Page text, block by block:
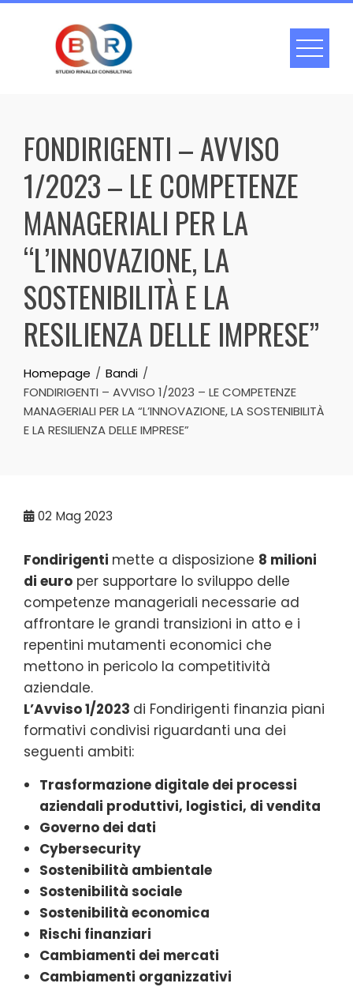
Skip
FONDIRIGENTI – AVVISO
1/2023 – LE COMPETENZE
MANAGERIALI PER LA
“L’INNOVAZIONE, LA
SOSTENIBILITÀ E LA
RESILIENZA DELLE IMPRESE”
Homepage
Bandi
FONDIRIGENTI – AVVISO 1/2023 – LE COMPETENZE
MANAGERIALI PER LA “L’INNOVAZIONE, LA SOSTENIBILITÀ
E LA RESILIENZA DELLE IMPRESE”
02 Mag 2023
Fondirigenti mette a disposizione 8 milioni
di euro per supportare lo sviluppo delle
competenze manageriali necessarie ad
affrontare le grandi transizioni in atto e i
repentini mutamenti economici che
mettono in pericolo la competitività
aziendale.
L’Avviso 1/2023 di Fondirigenti finanzia piani
formativi condivisi riguardanti una dei
seguenti ambiti:
Trasformazione digitale dei processi
aziendali produttivi, logistici, di vendita
Governo dei dati
Cybersecurity
Sostenibilità ambientale
Sostenibilità sociale
Sostenibilità economica
Rischi finanziari
Cambiamenti dei mercati
Cambiamenti organizzativi